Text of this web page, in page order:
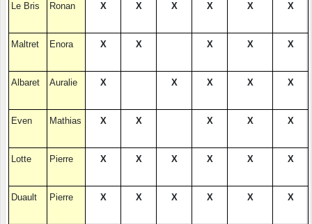
Le Bris Ronan X X X X X X
Maltret Enora X X X X X
Albaret Auralie X X X X X
Even Mathias X X X X X
Lotte Pierre X X X X X X
Duault Pierre X X X X X X